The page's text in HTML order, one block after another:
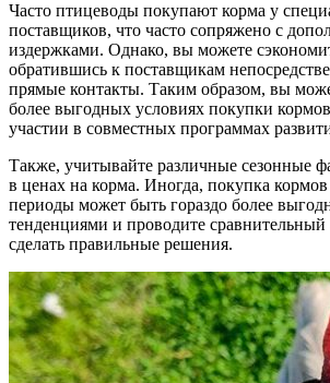
Часто птицеводы покупают корма у
поставщиков, что часто сопряжено с
издержками. Однако, вы можете
обратившись к поставщикам
прямые контакты. Таким образом, вы
более выгодных условиях покупки
участии в совместных программах
Также, учитывайте различные сезонные
в ценах на корма. Иногда, покупка
периоды может быть гораздо более
тенденциями и проводите
сделать правильные решения.